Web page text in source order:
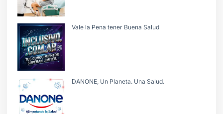
Vale la Pena tener Buena Salud
DANONE, Un Planeta. Una Salud.